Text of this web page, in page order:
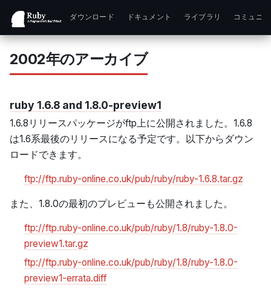
ダウンロード ドキュメント ライブラリ コミュニ
2002年のアーカイブ
ruby 1.6.8 and 1.8.0-preview1
1.6.8リリースパッケージがftp上に公開されました。1.6.8
は1.6系最後のリリースになる予定です。以下からダウン
ロードできます。
ftp://ftp.ruby-online.co.uk/pub/ruby/ruby-1.6.8.tar.gz
また、1.8.0の最初のプレビューも公開されました。
ftp://ftp.ruby-online.co.uk/pub/ruby/1.8/ruby-1.8.0-
preview1.tar.gz
ftp://ftp.ruby-online.co.uk/pub/ruby/1.8/ruby-1.8.0-
preview1-errata.diff